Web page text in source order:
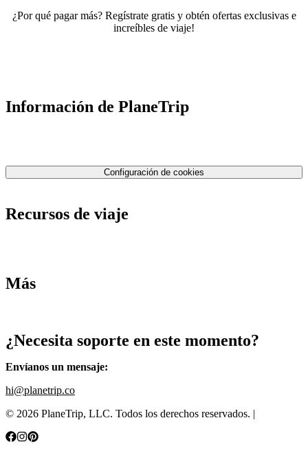
¿Por qué pagar más? Regístrate gratis y obtén ofertas exclusivas e
increíbles de viaje!
Información de PlaneTrip
Configuración de cookies
Recursos de viaje
Más
¿Necesita soporte en este momento?
Envíanos un mensaje:
hi@planetrip.co
© 2026 PlaneTrip, LLC. Todos los derechos reservados. |